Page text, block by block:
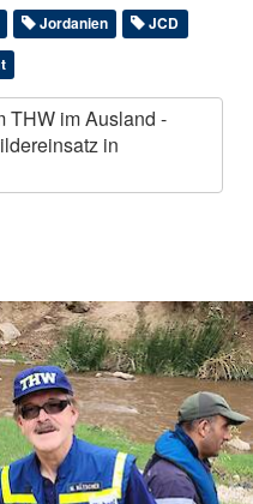
Jordanien
JCD
THW im Ausland -
in